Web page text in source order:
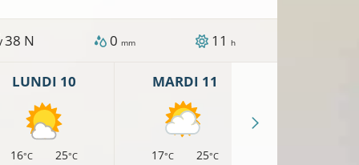
38 N 0 mm 11 h
LUNDI 10
16°C 25°C
MARDI 11
17°C 25°C